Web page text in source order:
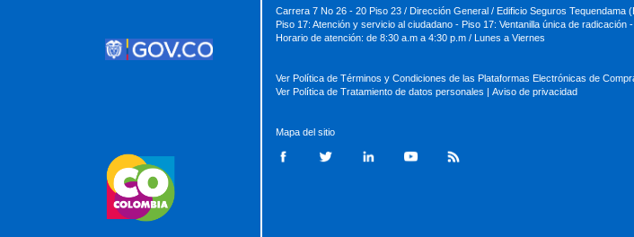
MinAgricultura
MinAmbiente
Carrera 7 No 26 - 20 Piso 23 / Dirección General / Edificio Seguros Tequendama
Piso 17: Atención y servicio al ciudadano - Piso 17: Ventanilla única de radicación
Horario de atención: de 8:30 a.m a 4:30 p.m / Lunes a Viernes
Ver Política de Términos y Condiciones de las Plataformas Electrónicas de
Ver Política de Tratamiento de datos personales | Aviso de privacidad
Mapa del sitio